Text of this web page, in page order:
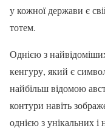
у кожної держави є
тотем.
Однією з
кенгуру, який є
найбільш відомою
контури навіть
однією з унікальних і